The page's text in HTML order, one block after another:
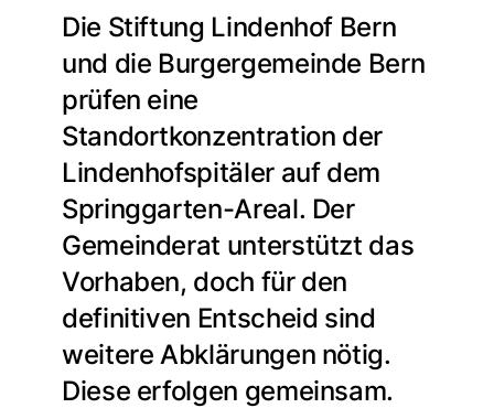
Die Stiftung Lindenhof Bern
und die Burgergemeinde Bern
prüfen eine
Standortkonzentration der
Lindenhofspitäler auf dem
Springgarten-Areal. Der
Gemeinderat unterstützt das
Vorhaben, doch für den
definitiven Entscheid sind
weitere Abklärungen nötig.
Diese erfolgen gemeinsam.